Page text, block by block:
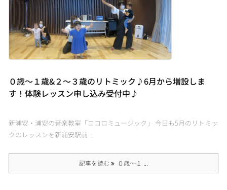
０歳〜１歳&２〜３歳のリトミック♪6月から増設しま
す！体験レッスン申し込み受付中♪
新浦安・浦安の音楽教室「ココロミュージック」 今日も5月のリトミッ
クのレッスンを新浦安駅前 ...
記事を読む ０歳〜１ ...